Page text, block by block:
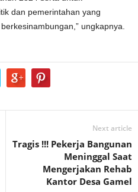
dan pemerintahan yang
ungkapnya.
Next article
Tragis !!! Pekerja Bangunan
Meninggal Saat
Mengerjakan Rehab
Kantor Desa Gamel